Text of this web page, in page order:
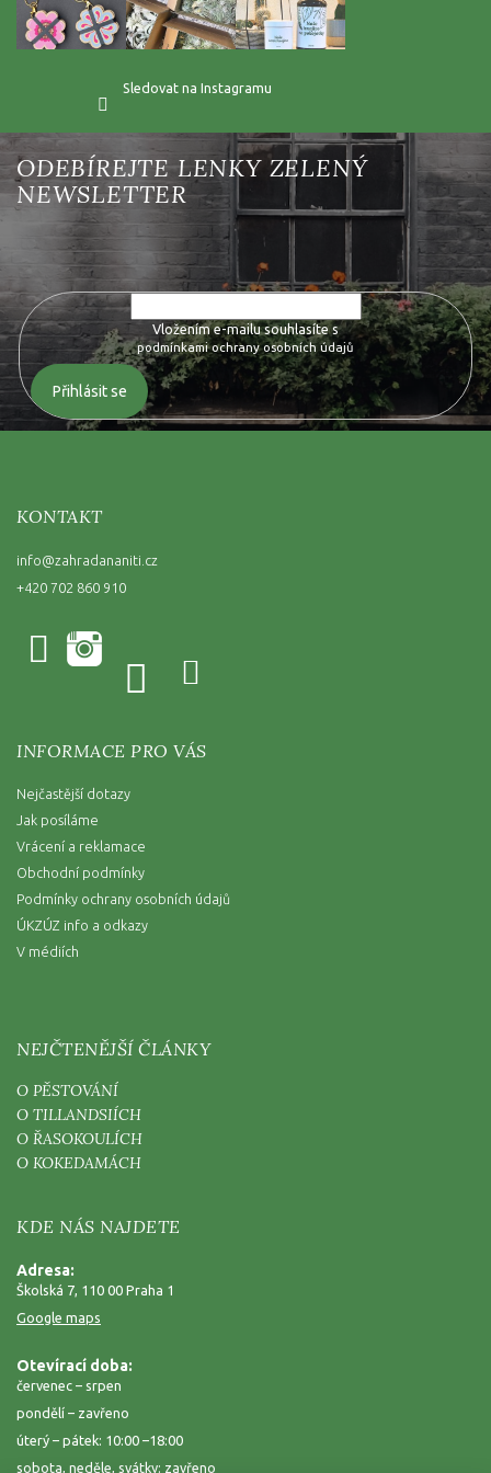
Sledovat na Instagramu
Vložte svůj e-mail a my vám budeme zasílat informace o nových
produktech na našem e-shopu.
Vložením e-mailu souhlasíte s
podmínkami ochrany osobních údajů
Přihlásit se
KONTAKT
info@zahradananiti.cz
+420 702 860 910
INFORMACE PRO VÁS
Nejčastější dotazy
Jak posíláme
Vrácení a reklamace
Obchodní podmínky
Podmínky ochrany osobních údajů
ÚKZÚZ info a odkazy
V médiích
NEJČTENĚJŠÍ ČLÁNKY
O PĚSTOVÁNÍ
O TILLANDSIÍCH
O ŘASOKOULÍCH
O KOKEDAMÁCH
KDE NÁS NAJDETE
Adresa:
Školská 7, 110 00 Praha 1
Google maps
Otevírací doba:
červenec – srpen
pondělí – zavřeno
úterý – pátek: 10:00 –18:00
sobota, neděle, svátky: zavřeno